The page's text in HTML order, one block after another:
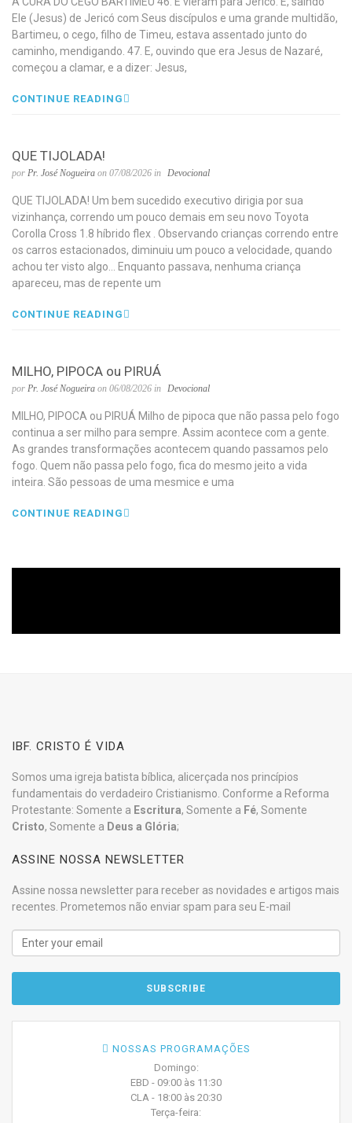
Ele (Jesus) de Jericó com Seus discípulos e uma grande multidão,
Bartimeu, o cego, filho de Timeu, estava assentado junto do
caminho, mendigando. 47. E, ouvindo que era Jesus de Nazaré,
começou a clamar, e a dizer: Jesus,
CONTINUE READING
QUE TIJOLADA!
por Pr. José Nogueira on 07/08/2026 in Devocional
QUE TIJOLADA! Um bem sucedido executivo dirigia por sua
vizinhança, correndo um pouco demais em seu novo Toyota
Corolla Cross 1.8 híbrido flex . Observando crianças correndo entre
os carros estacionados, diminuiu um pouco a velocidade, quando
achou ter visto algo… Enquanto passava, nenhuma criança
apareceu, mas de repente um
CONTINUE READING
MILHO, PIPOCA ou PIRUÁ
por Pr. José Nogueira on 06/08/2026 in Devocional
MILHO, PIPOCA ou PIRUÁ Milho de pipoca que não passa pelo fogo
continua a ser milho para sempre. Assim acontece com a gente.
As grandes transformações acontecem quando passamos pelo
fogo. Quem não passa pelo fogo, fica do mesmo jeito a vida
inteira. São pessoas de uma mesmice e uma
CONTINUE READING
IBF. CRISTO É VIDA
Somos uma igreja batista bíblica, alicerçada nos princípios
fundamentais do verdadeiro Cristianismo. Conforme a Reforma
Protestante: Somente a Escritura, Somente a Fé, Somente
Cristo, Somente a Deus a Glória;
ASSINE NOSSA NEWSLETTER
Assine nossa newsletter para receber as novidades e artigos mais
recentes. Prometemos não enviar spam para seu E-mail
NOSSAS PROGRAMAÇÕES
Domingo:
EBD - 09:00 às 11:30
CLA - 18:00 às 20:30
Terça-feira: